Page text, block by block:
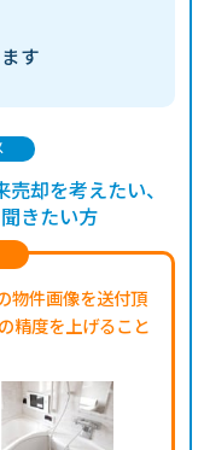
す
物件画像を送付頂
精度を上げること
却を考えたい、
きたい方